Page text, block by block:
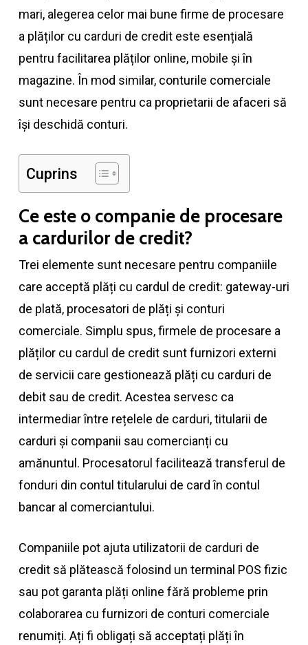
mari, alegerea celor mai bune firme de procesare
a plăților cu carduri de credit este esențială
pentru facilitarea plăților online, mobile și în
magazine. În mod similar, conturile comerciale
sunt necesare pentru ca proprietarii de afaceri să
își deschidă conturi.
Cuprins
Ce este o companie de procesare
a cardurilor de credit?
Trei elemente sunt necesare pentru companiile
care acceptă plăți cu cardul de credit: gateway-uri
de plată, procesatori de plăți și conturi
comerciale. Simplu spus, firmele de procesare a
plăților cu cardul de credit sunt furnizori externi
de servicii care gestionează plăți cu carduri de
debit sau de credit. Acestea servesc ca
intermediar între rețelele de carduri, titularii de
carduri și companii sau comercianți cu
amănuntul. Procesatorul facilitează transferul de
fonduri din contul titularului de card în contul
bancar al comerciantului.
Companiile pot ajuta utilizatorii de carduri de
credit să plătească folosind un terminal POS fizic
sau pot garanta plăți online fără probleme prin
colaborarea cu furnizori de conturi comerciale
renumiți. Ați fi obligați să acceptați plăți în